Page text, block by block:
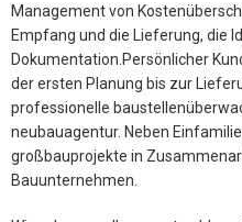
Management von
Empfang und die Lieferung, die
Dokumentation.Persönlicher
der ersten Planung bis zur
professionelle
neubauagentur. Neben
großbauprojekte in
Bauunternehmen.